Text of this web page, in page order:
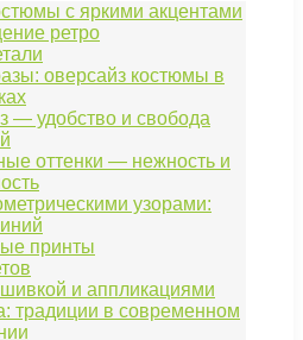
с яркими акцентами
ретро
оверсайз костюмы в
— удобство и свобода
оттенки — нежность и
узорами:
принты
и аппликациями
традиции в современном